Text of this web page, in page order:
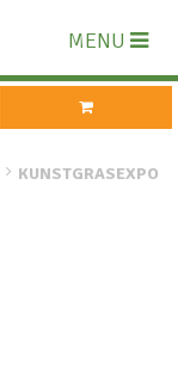
MENU
KUNSTGRASEXPO